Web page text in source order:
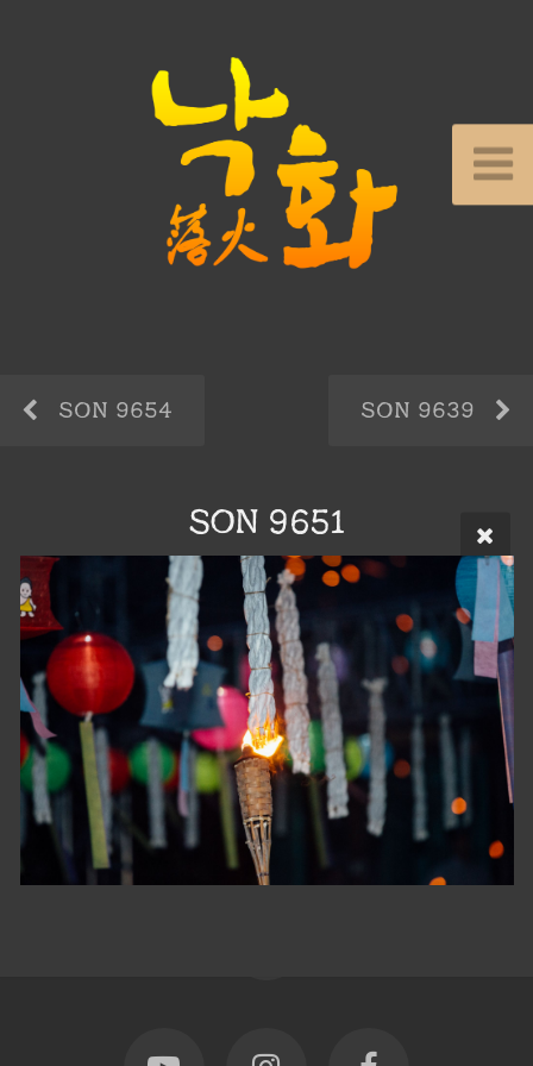
SON 9654 SON 9639
SON 9651